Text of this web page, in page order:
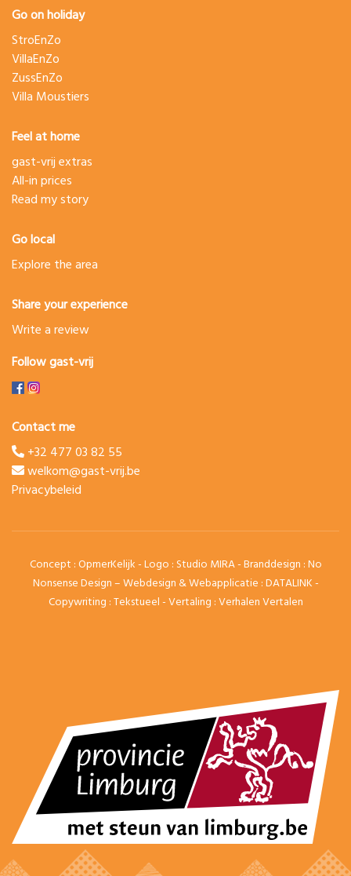
Go on holiday
StroEnZo
VillaEnZo
ZussEnZo
Villa Moustiers
Feel at home
gast-vrij extras
All-in prices
Read my story
Go local
Explore the area
Share your experience
Write a review
Follow gast-vrij
Contact me
+32 477 03 82 55
welkom@gast-vrij.be
Privacybeleid
Concept :OpmerKelijk- Logo : Studio MIRA- Branddesign :No
Nonsense Design– Webdesign & Webapplicatie :DATALINK-
Copywriting :Tekstueel- Vertaling :Verhalen Vertalen